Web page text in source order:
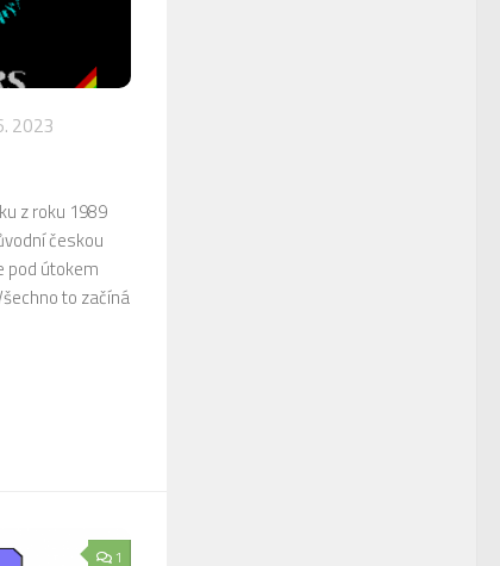
2023
z roku 1989
českou
pod útokem
to začíná
1